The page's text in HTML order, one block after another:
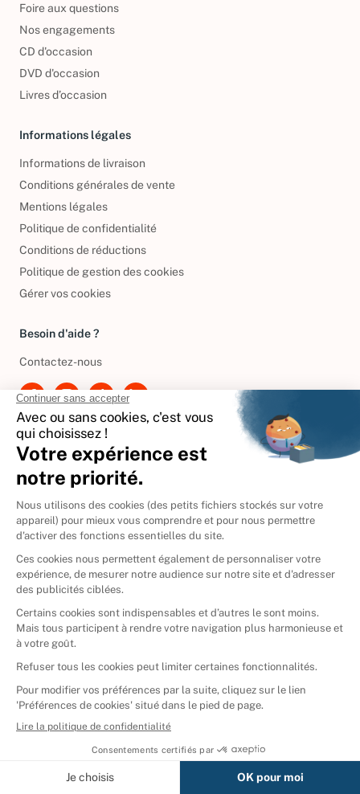
Afficher tous les résultats
Foire aux questions
Nos engagements
CD d'occasion
DVD d'occasion
Livres d’occasion
Informations légales
Informations de livraison
Conditions générales de vente
Mentions légales
Politique de confidentialité
Conditions de réductions
Politique de gestion des cookies
Gérer vos cookies
Besoin d'aide ?
Contactez-nous
International
🇪🇸 Espagne
🇩🇪Allemagne
🇮🇹 Italie